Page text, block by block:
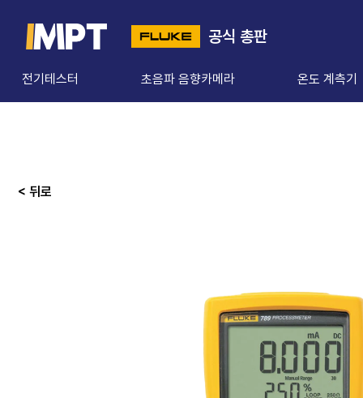
공식 총판
전기테스터 초음파 음향카메라 온도 계측기
< 뒤로